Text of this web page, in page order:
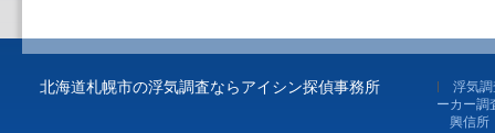
北海道札幌市の浮気調査ならアイシン探偵事務所
浮気
ーカー調
興信所